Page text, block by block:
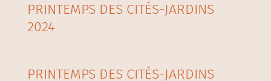
PRINTEMPS DES CITÉS-JARDINS
2024
PRINTEMPS DES CITÉS-JARDINS